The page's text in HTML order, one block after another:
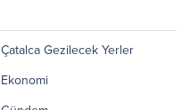
Çatalca Gezilecek Yerler
Ekonomi